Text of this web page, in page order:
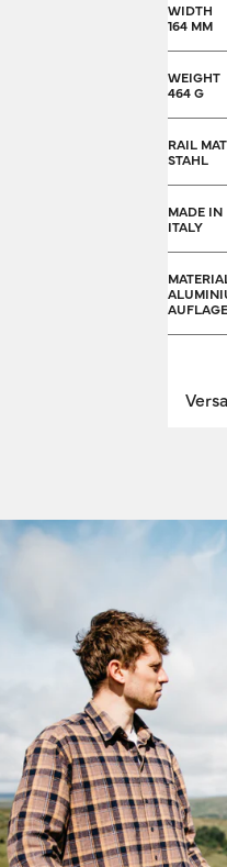
WIDTH
164 MM
WEIGHT
464 G
RAIL
STAHL
MADE IN
ITALY